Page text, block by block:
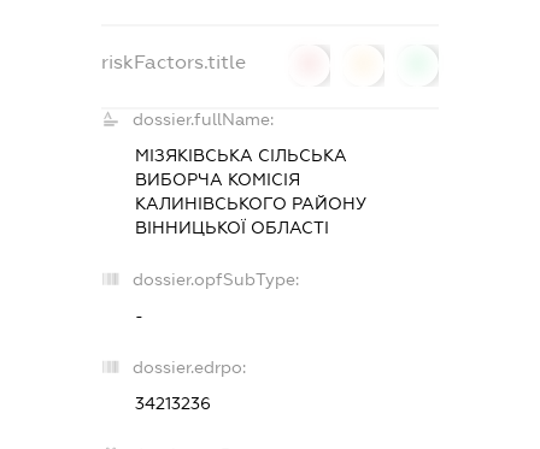
riskFactors.title
dossier.fullName:
МІЗЯКІВСЬКА СІЛЬСЬКА
ВИБОРЧА КОМІСІЯ
КАЛИНІВСЬКОГО РАЙОНУ
ВІННИЦЬКОЇ ОБЛАСТІ
dossier.opfSubType:
-
dossier.edrpo:
34213236